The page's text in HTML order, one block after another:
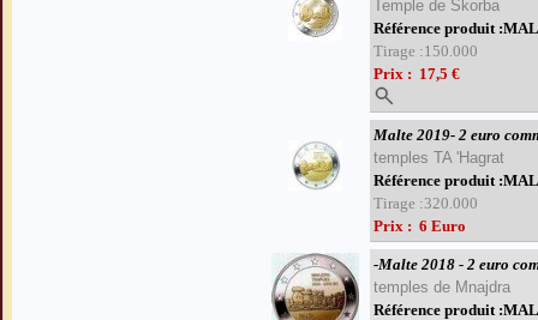
Temple de Skorba
Référence produit
Tirage :150.000
Prix : 17,5 €
Malte 2019- 2 euro
temples TA 'Hagrat
Référence produit
Tirage :320.000
Prix : 6 Euro
-Malte 2018 - 2 euro
temples de Mnajdra
Référence produit